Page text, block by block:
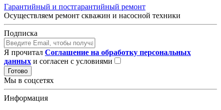
Гарантийный и постгарантийный ремонт
Осуществляем ремонт скважин и насосной техники
Подписка
Я прочитал Соглашение на обработку персональных
данных и согласен с условиями
Готово
Мы в соцсетях
Информация